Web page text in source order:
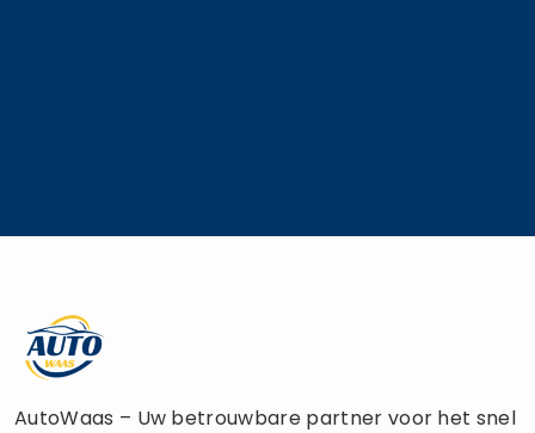
AutoWaas – Uw betrouwbare partner voor het snel